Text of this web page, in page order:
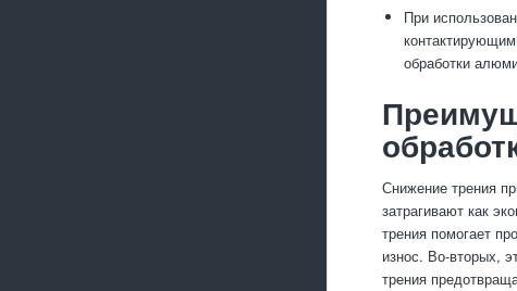
При
обработки
Снижение трения
затрагивают как
трения помогает
износ. Во-вторых,
трения